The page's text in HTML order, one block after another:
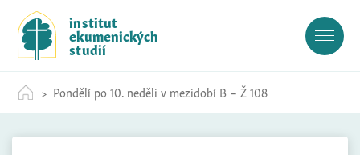
c
institut
ekumenických
studií
Pondělí po 10. neděli v mezidobí B – Ž 108